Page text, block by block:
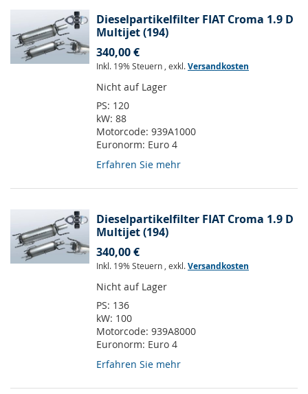
Dieselpartikelfilter FIAT Croma 1.9 D
Multijet (194)
340,00 €
Inkl. 19% Steuern , exkl.Versandkosten
Nicht auf Lager
PS: 120
kW: 88
Motorcode: 939A1000
Euronorm: Euro 4
Erfahren Sie mehr
Dieselpartikelfilter FIAT Croma 1.9 D
Multijet (194)
340,00 €
Inkl. 19% Steuern , exkl.Versandkosten
Nicht auf Lager
PS: 136
kW: 100
Motorcode: 939A8000
Euronorm: Euro 4
Erfahren Sie mehr